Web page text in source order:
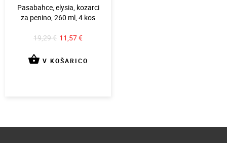
Pasabahce, elysia, kozarci
za penino, 260 ml, 4 kos
19,29 € 11,57 €
shopping_basket V KOŠARICO